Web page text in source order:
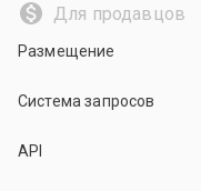
Для продавцов
Размещение
Система запросов
API